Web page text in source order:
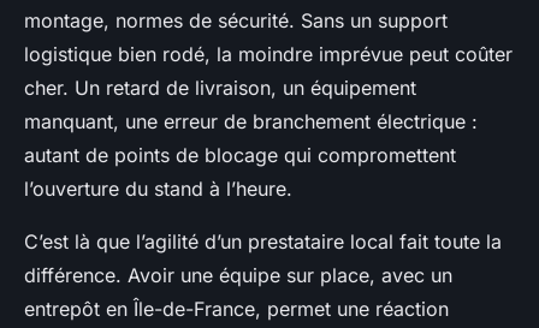
montage, normes de sécurité. Sans un support
logistique bien rodé, la moindre imprévue peut coûter
cher. Un retard de livraison, un équipement
manquant, une erreur de branchement électrique :
autant de points de blocage qui compromettent
l’ouverture du stand à l’heure.
C’est là que l’agilité d’un prestataire local fait toute la
différence. Avoir une équipe sur place, avec un
entrepôt en Île-de-France, permet une réaction